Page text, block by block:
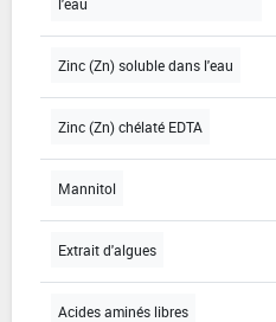
Zinc (Zn) soluble dans l'eau
Zinc (Zn) chélaté EDTA
Mannitol
Extrait d'algues
Acides aminés libres